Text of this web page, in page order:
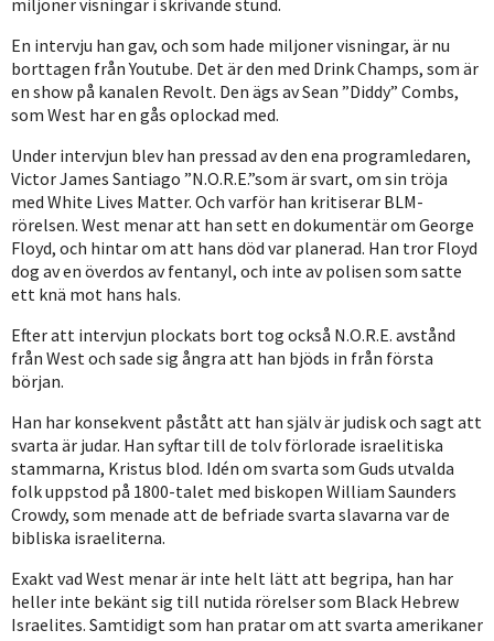
En intervju han gav, och som hade miljoner visningar, är nu
borttagen från Youtube. Det är den med Drink Champs, som är
en show på kanalen Revolt. Den ägs av Sean ”Diddy” Combs,
som West har en gås oplockad med.
Under intervjun blev han pressad av den ena programledaren,
Victor James Santiago ”N.O.R.E.”som är svart, om sin tröja
med White Lives Matter. Och varför han kritiserar BLM-
rörelsen. West menar att han sett en dokumentär om George
Floyd, och hintar om att hans död var planerad. Han tror Floyd
dog av en överdos av fentanyl, och inte av polisen som satte
ett knä mot hans hals.
Efter att intervjun plockats bort tog också N.O.R.E. avstånd
från West och sade sig ångra att han bjöds in från första
början.
Han har konsekvent påstått att han själv är judisk och sagt att
svarta är judar. Han syftar till de tolv förlorade israelitiska
stammarna, Kristus blod. Idén om svarta som Guds utvalda
folk uppstod på 1800-talet med biskopen William Saunders
Crowdy, som menade att de befriade svarta slavarna var de
bibliska israeliterna.
Exakt vad West menar är inte helt lätt att begripa, han har
heller inte bekänt sig till nutida rörelser som Black Hebrew
Israelites. Samtidigt som han pratar om att svarta amerikaner